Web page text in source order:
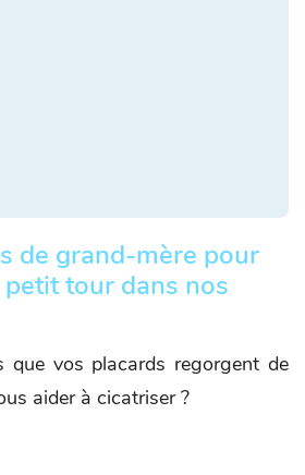
de grand-mère pour
tour dans nos
que vos placards regorgent de
aider à cicatriser ?